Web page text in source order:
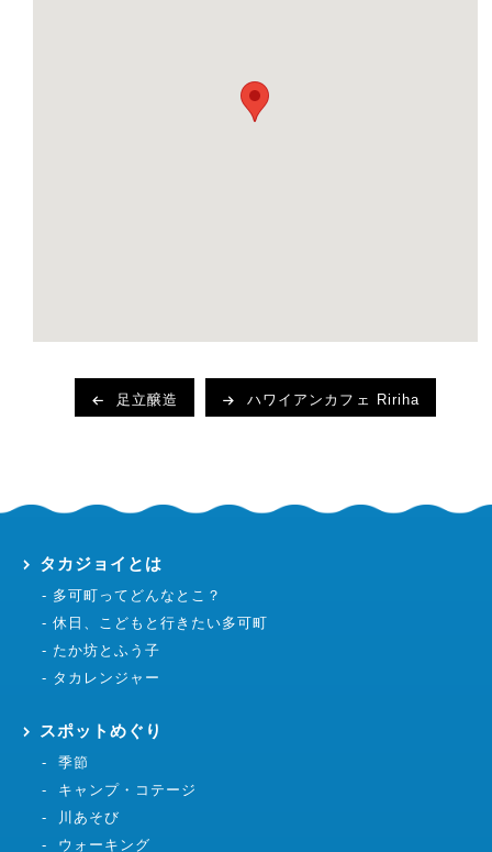
足立醸造 ハワイアンカフェ Ririha
タカジョイとは
多可町ってどんなとこ？
休日、こどもと行きたい多可町
たか坊とふう子
タカレンジャー
スポットめぐり
季節
キャンプ・コテージ
川あそび
ウォーキング